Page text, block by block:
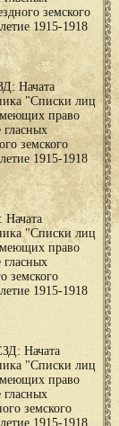
земского
1915-1918
Начата
"Списки лиц
право
гласных
земского
1915-1918
"Списки лиц
право
гласных
земского
1915-1918
Начата
"Списки лиц
право
гласных
земского
1915-1918